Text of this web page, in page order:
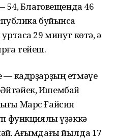
54, Благовещенда 46
буйынса
29 минут көтә, ә
тейеш.
— кадрҙарҙың етмәүе
Ишембай
Марс Ғайсин
функциялы үҙәккә
Ағымдағы йылда 17